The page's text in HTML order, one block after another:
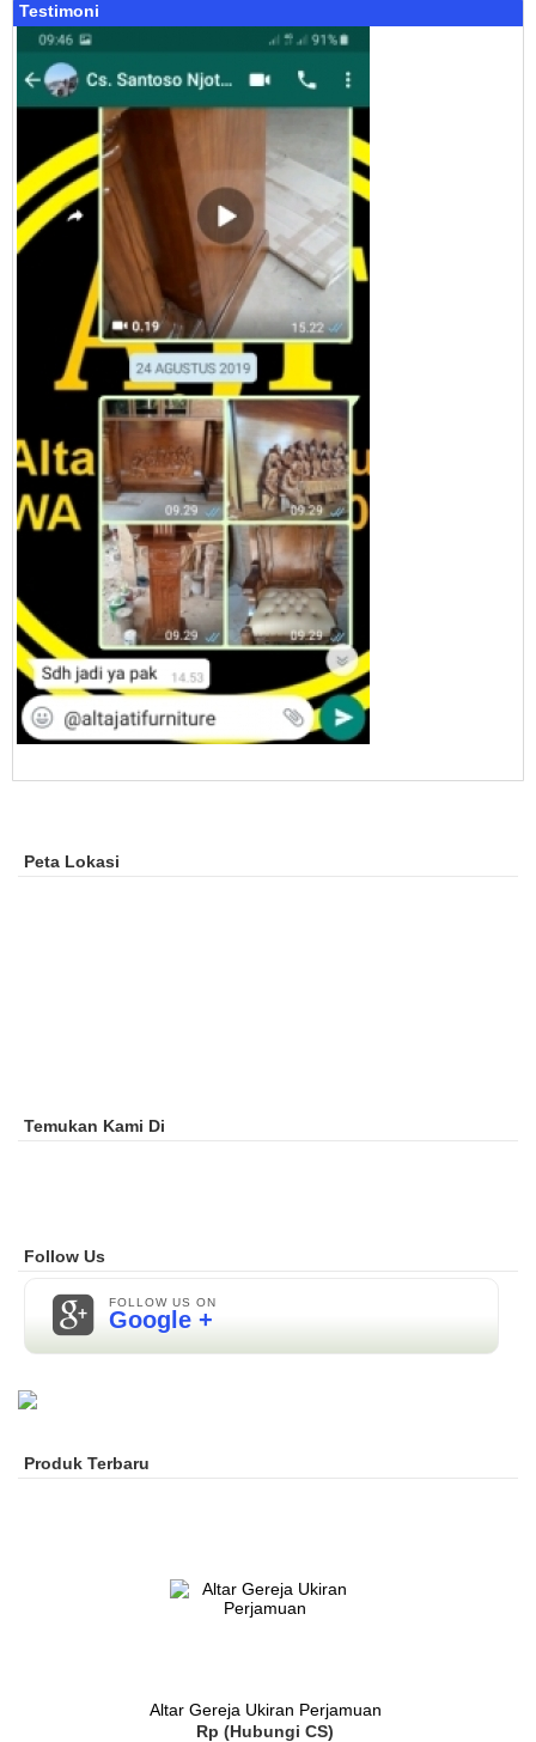
Testimoni
Peta Lokasi
Temukan Kami Di
Follow Us
FOLLOW US ON
Google +
Produk Terbaru
Altar Gereja Ukiran Perjamuan
Rp (Hubungi CS)